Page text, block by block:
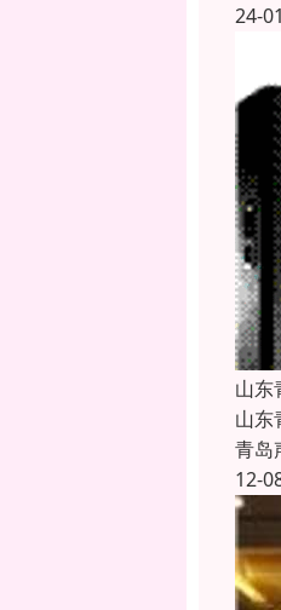
24-
山东
山东
青岛
12-